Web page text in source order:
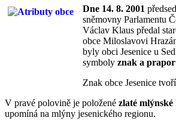
Dne 14. 8. 2001
sněmovny Parlamentu
Václav Klaus předal
obce Miloslavovi
byly obci Jesenice u
symboly znak a prapor
Znak obce Jesenice
V pravé polovině je položené zlaté mlýnské
upomíná na mlýny jesenického regionu.